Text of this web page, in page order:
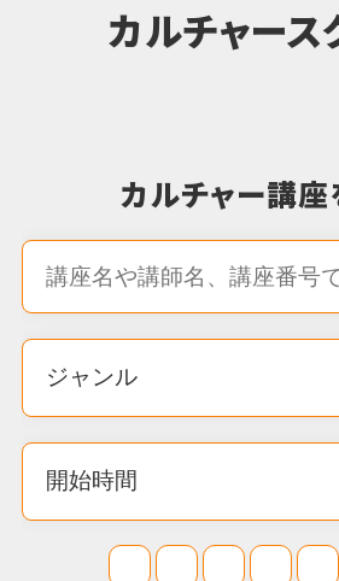
2026.04.18 カルチャー
2026.03.17 カルチャー
【大人特集】26年春🌸新
入会キャンペーン
2026.03.07
🌸【小学生以下対象】こど
円キャンペーン！
カルチャース